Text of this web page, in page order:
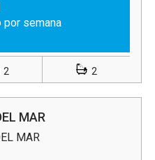
por semana
2
MAR